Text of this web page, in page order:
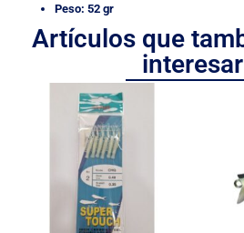
Peso: 52 gr
Artículos que